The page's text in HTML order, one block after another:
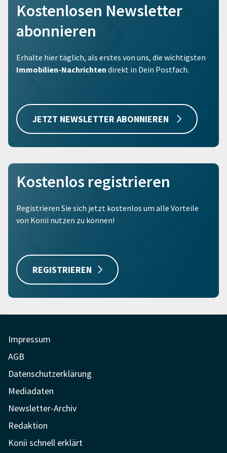
Kostenlosen Newsletter
abonnieren
Erhalte hier täglich, als erstes von uns, die wichtigsten
Immobilien-Nachrichten direkt in Dein Postfach.
JETZT NEWSLETTER ABONNIEREN
Kostenlos registrieren
Registrieren Sie sich jetzt kostenlos um alle Vorteile
von Konii nutzen zu können!
REGISTRIEREN
Impressum
AGB
Datenschutzerklärung
Mediadaten
Newsletter-Archiv
Redaktion
Konii schnell erklärt